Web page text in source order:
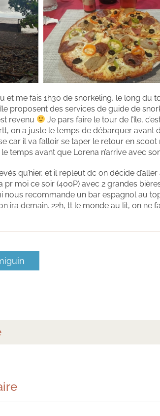
et me fais 1h30 de snorkeling, le long du
proposent des services de guide de
revenu
Je pars faire le tour de l’île,
on a juste le temps de débarquer avant
car il va falloir se taper le retour en
temps avant que Lorena n’arrive avec
qu’hier, et il repleut dc on décide
pr moi ce soir (400P) avec 2 grandes
nous recommande un bar espagnol au
ira demain. 22h, tt le monde au lit, on ne